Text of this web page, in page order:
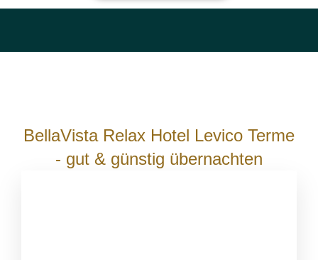
BellaVista Relax Hotel Levico Terme
- gut & günstig übernachten